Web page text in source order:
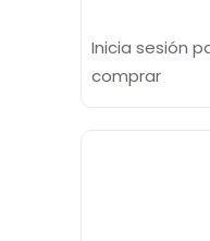
Inicia sesión
comprar